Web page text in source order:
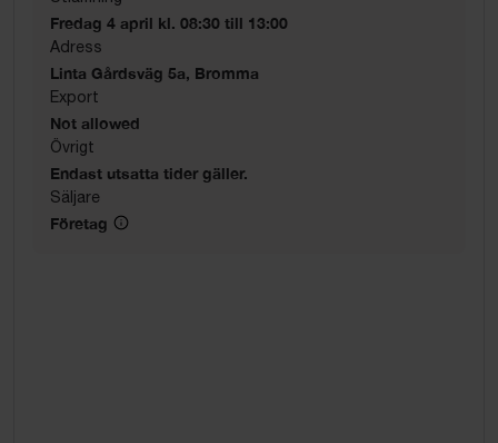
Fredag 4 april kl. 08:30 till 13:00
Adress
Linta Gårdsväg 5a, Bromma
Export
Not allowed
Övrigt
Endast utsatta tider gäller.
Säljare
Företag